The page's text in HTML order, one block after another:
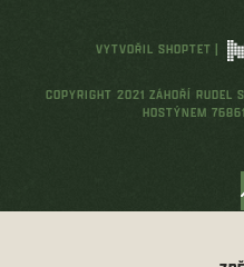
VYTVOŘIL SHOPTET |
COPYRIGHT 2021 ZÁHOŘÍ RUDEL
HOSTÝNEM